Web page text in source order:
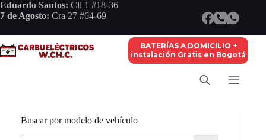
Saltar
al
Eduardo Santos: Cll 1 #18-36
7 de Agosto: Cra 27 #64-69
BATERÍAS A DOMICILIO +
instalación Gratis en Bogotá
Buscar por modelo de vehículo